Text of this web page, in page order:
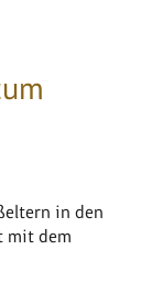
in den
mit dem